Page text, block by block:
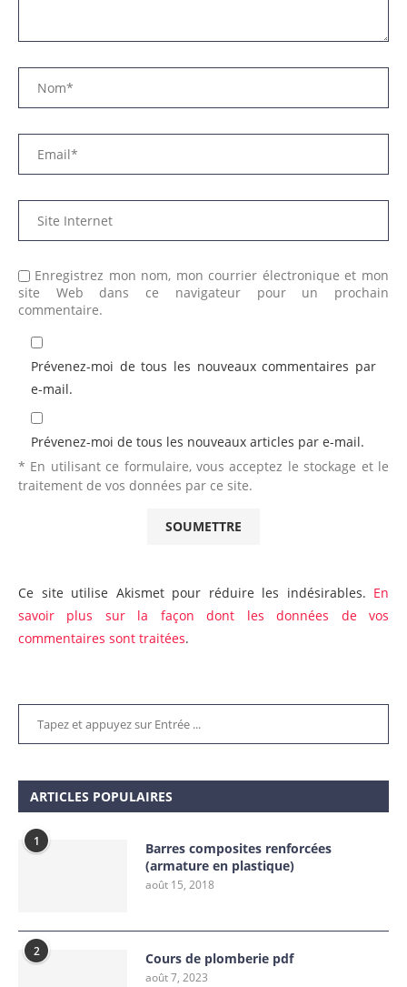
Enregistrez mon nom, mon courrier électronique et mon
site Web dans ce navigateur pour un prochain
commentaire.
Prévenez-moi de tous les nouveaux commentaires par
e-mail.
Prévenez-moi de tous les nouveaux articles par e-mail.
* En utilisant ce formulaire, vous acceptez le stockage et le
traitement de vos données par ce site.
Ce site utilise Akismet pour réduire les indésirables. En
savoir plus sur la façon dont les données de vos
commentaires sont traitées.
ARTICLES POPULAIRES
1
Barres composites renforcées
(armature en plastique)
août 15, 2018
2 Cours de plomberie pdf
août 7, 2023